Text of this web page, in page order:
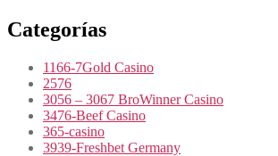
Categorías
1166-7Gold Casino
2576
3056 – 3067 BroWinner Casino
3476-Beef Casino
365-casino
3939-Freshbet Germany